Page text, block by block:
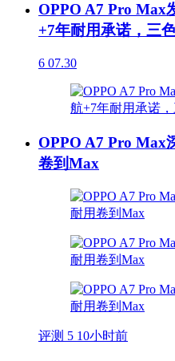
OPPO A7 Pro Max
+7年耐用承诺，三
6 07.30
OPPO A7 Pro Max
卷到Max
评测 5 10小时前